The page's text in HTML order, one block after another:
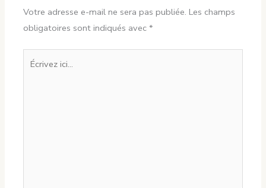
Votre adresse e-mail ne sera pas publiée. Les champs
obligatoires sont indiqués avec*
Écrivez